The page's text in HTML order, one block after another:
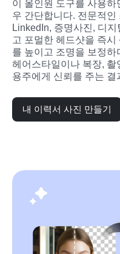
이 올인원 도구를 사용하
우 간단합니다. 전문적
LinkedIn, 증명사진, 디
고 포멀한 헤드샷을 즉
를 높이고 조명을 보정하
헤어스타일이나 복장, 촬
용주에게 신뢰를 주는 결
내 이력서 사진 만들기